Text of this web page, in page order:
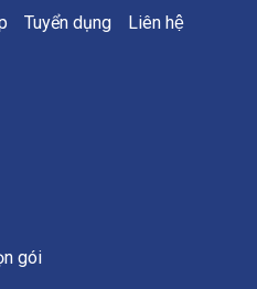
Tuyển dụng Liên hệ
gói